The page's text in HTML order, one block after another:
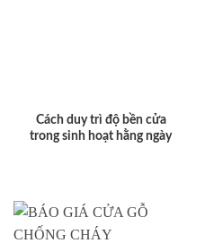
Cách duy trì độ bền cửa
trong sinh hoạt hằng ngày